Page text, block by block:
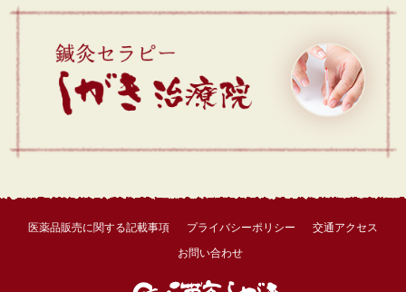
医薬品販売に関する記載事項 プライバシーポリシー
交通アクセス
お問い合わせ